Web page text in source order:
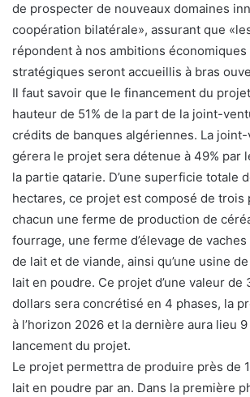
de prospecter de nouveaux domaines
coopération bilatérale», assurant que
répondent à nos ambitions
stratégiques seront accueillis à bras
Il faut savoir que le financement du
hauteur de 51% de la part de la joint-
crédits de banques algériennes. La
gérera le projet sera détenue à 49% par
la partie qatarie. D’une superficie totale
hectares, ce projet est composé de trois
chacun une ferme de production de
fourrage, une ferme d’élevage de
de lait et de viande, ainsi qu’une usine
lait en poudre. Ce projet d’une valeur de
dollars sera concrétisé en 4 phases, la
à l’horizon 2026 et la dernière aura lieu
lancement du projet.
Le projet permettra de produire près de
lait en poudre par an. Dans la première